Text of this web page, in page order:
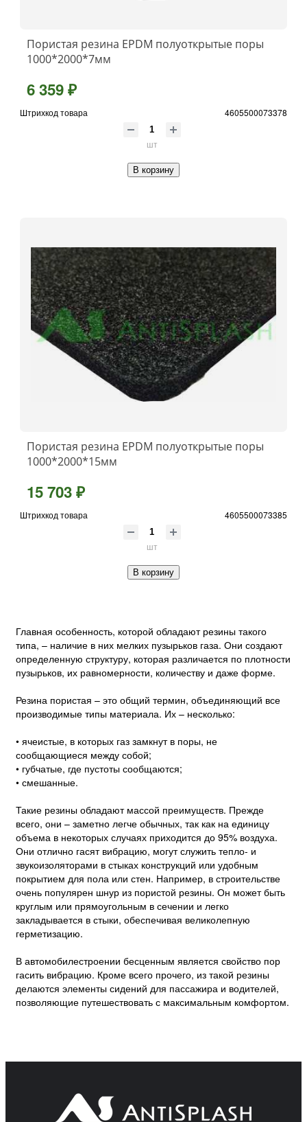
Пористая резина EPDM полуоткрытые поры
1000*2000*7мм
6 359 ₽
Штрихкод товара 4605500073378
шт
В корзину
Пористая резина EPDM полуоткрытые поры
1000*2000*15мм
15 703 ₽
Штрихкод товара 4605500073385
шт
В корзину
Главная особенность, которой обладают резины такого
типа, – наличие в них мелких пузырьков газа. Они создают
определенную структуру, которая различается по плотности
пузырьков, их равномерности, количеству и даже форме.
Резина пористая – это общий термин, объединяющий все
производимые типы материала. Их – несколько:
• ячеистые, в которых газ замкнут в поры, не
сообщающиеся между собой;
• губчатые, где пустоты сообщаются;
• смешанные.
Такие резины обладают массой преимуществ. Прежде
всего, они – заметно легче обычных, так как на единицу
объема в некоторых случаях приходится до 95% воздуха.
Они отлично гасят вибрацию, могут служить тепло- и
звукоизоляторами в стыках конструкций или удобным
покрытием для пола или стен. Например, в строительстве
очень популярен шнур из пористой резины. Он может быть
круглым или прямоугольным в сечении и легко
закладывается в стыки, обеспечивая великолепную
герметизацию.
В автомобилестроении бесценным является свойство пор
гасить вибрацию. Кроме всего прочего, из такой резины
делаются элементы сидений для пассажира и водителей,
позволяющие путешествовать с максимальным комфортом.